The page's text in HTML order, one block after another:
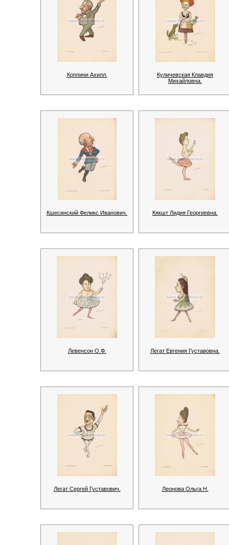
Коппини Ахилл.
Куличевская Клавдия
Михайловна.
Кшесинский Феликс Иванович. Кякшт Лидия Георгиевна.
Левенсон О.Ф. Легат Евгения Густавовна.
Легат Сергей Густавович. Леонова Ольга Н.